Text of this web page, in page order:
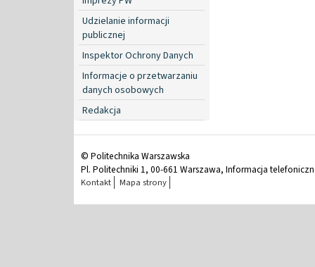
Udzielanie informacji
publicznej
Inspektor Ochrony Danych
Informacje o przetwarzaniu
danych osobowych
Redakcja
© Politechnika Warszawska
Pl. Politechniki 1, 00-661 Warszawa, Informacja
Kontakt Mapa strony